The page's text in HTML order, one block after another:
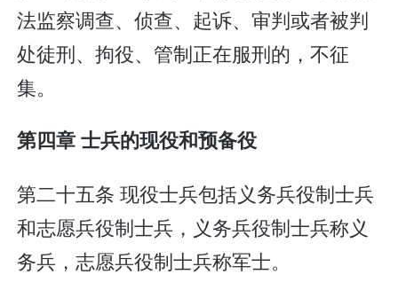
法监察调查、侦查、起诉、审判或者被判
处徒刑、拘役、管制正在服刑的，不征
集。
第四章 士兵的现役和预备役
第二十五条 现役士兵包括义务兵役制士兵
和志愿兵役制士兵，义务兵役制士兵称义
务兵，志愿兵役制士兵称军士。